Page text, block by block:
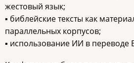
жестовый язык;
▪ библейские тексты как
параллельных корпусов;
▪ использование ИИ в переводе